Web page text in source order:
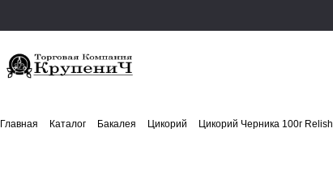
Главная Каталог Бакалея Цикорий Цикорий Черника 100г Relish